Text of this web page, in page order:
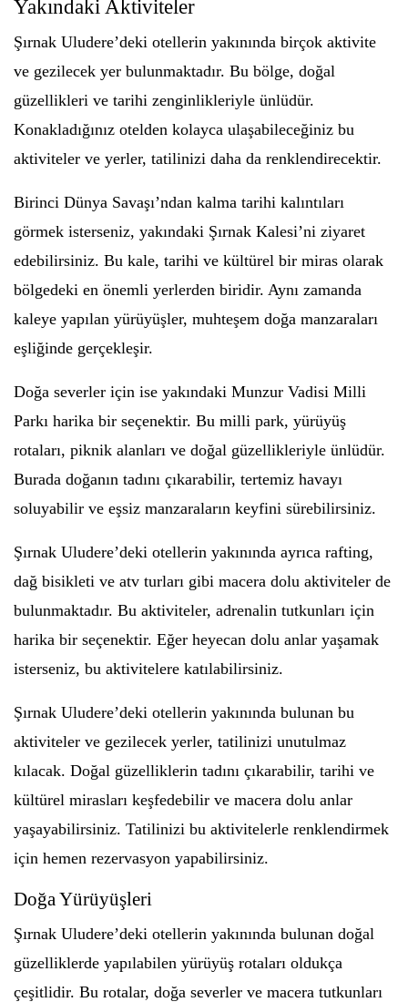
Yakındaki Aktiviteler
Şırnak Uludere’deki otellerin yakınında birçok aktivite
ve gezilecek yer bulunmaktadır. Bu bölge, doğal
güzellikleri ve tarihi zenginlikleriyle ünlüdür.
Konakladığınız otelden kolayca ulaşabileceğiniz bu
aktiviteler ve yerler, tatilinizi daha da renklendirecektir.
Birinci Dünya Savaşı’ndan kalma tarihi kalıntıları
görmek isterseniz, yakındaki Şırnak Kalesi’ni ziyaret
edebilirsiniz. Bu kale, tarihi ve kültürel bir miras olarak
bölgedeki en önemli yerlerden biridir. Aynı zamanda
kaleye yapılan yürüyüşler, muhteşem doğa manzaraları
eşliğinde gerçekleşir.
Doğa severler için ise yakındaki Munzur Vadisi Milli
Parkı harika bir seçenektir. Bu milli park, yürüyüş
rotaları, piknik alanları ve doğal güzellikleriyle ünlüdür.
Burada doğanın tadını çıkarabilir, tertemiz havayı
soluyabilir ve eşsiz manzaraların keyfini sürebilirsiniz.
Şırnak Uludere’deki otellerin yakınında ayrıca rafting,
dağ bisikleti ve atv turları gibi macera dolu aktiviteler de
bulunmaktadır. Bu aktiviteler, adrenalin tutkunları için
harika bir seçenektir. Eğer heyecan dolu anlar yaşamak
isterseniz, bu aktivitelere katılabilirsiniz.
Şırnak Uludere’deki otellerin yakınında bulunan bu
aktiviteler ve gezilecek yerler, tatilinizi unutulmaz
kılacak. Doğal güzelliklerin tadını çıkarabilir, tarihi ve
kültürel mirasları keşfedebilir ve macera dolu anlar
yaşayabilirsiniz. Tatilinizi bu aktivitelerle renklendirmek
için hemen rezervasyon yapabilirsiniz.
Doğa Yürüyüşleri
Şırnak Uludere’deki otellerin yakınında bulunan doğal
güzelliklerde yapılabilen yürüyüş rotaları oldukça
çeşitlidir. Bu rotalar, doğa severler ve macera tutkunları